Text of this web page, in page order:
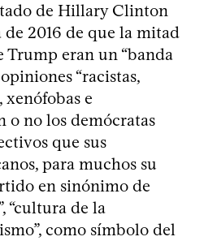
de Hillary Clinton
2016 de que la mitad
Trump eran un “banda
“racistas,
xenófobas e
o no los demócratas
que sus
para muchos su
en sinónimo de
“cultura de la
como símbolo del